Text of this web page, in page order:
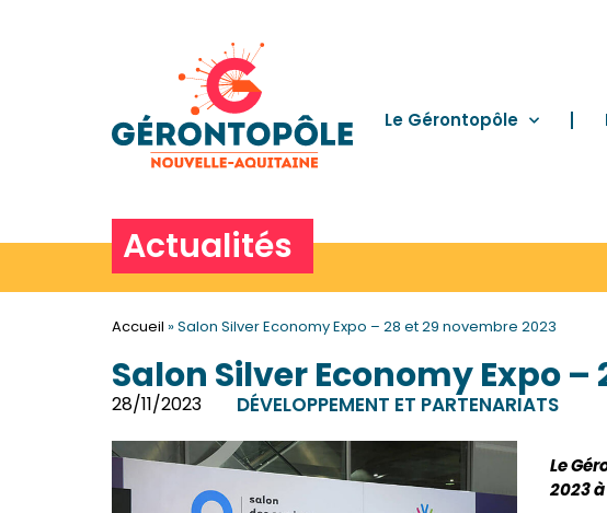
Le Gérontopôle
Actualités
Accueil »Salon Silver Economy Expo – 28 et 29 novembre 2023
Salon Silver Economy Expo
28/11/2023 DÉVELOPPEMENT ET PARTENARIATS
Le
2023